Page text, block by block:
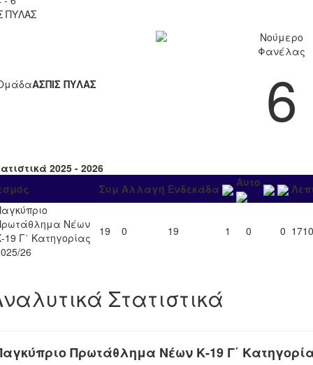
ΠΥΛΑΣ
ΑΣΠΙΣ ΠΥΛΑΣ
Νούμερο
Φανέλας
6
2025 - 2026
Συμ Αλλαγή Ενδεκάδα Αυτο
Νέων
19 Γ΄ Κατηγορίας
26
19 0 19 1 0 0 1710
Στατιστικά
Πρωτάθλημα Νέων Κ-19 Γ΄